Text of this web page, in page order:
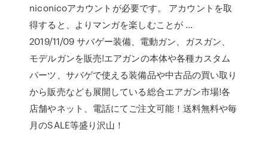
niconicoアカウントが必要です。 アカウントを取
得すると、よりマンガを楽しむことが …
2019/11/09 サバゲー装備、電動ガン、ガスガン、
モデルガンを販売!エアガンの本体や各種カスタム
パーツ、サバゲで使える装備品や中古品の買い取り
から販売なども展開している総合エアガン市場!各
店舗やネット、電話にてご注文可能！送料無料や毎
月のSALE等盛り沢山！